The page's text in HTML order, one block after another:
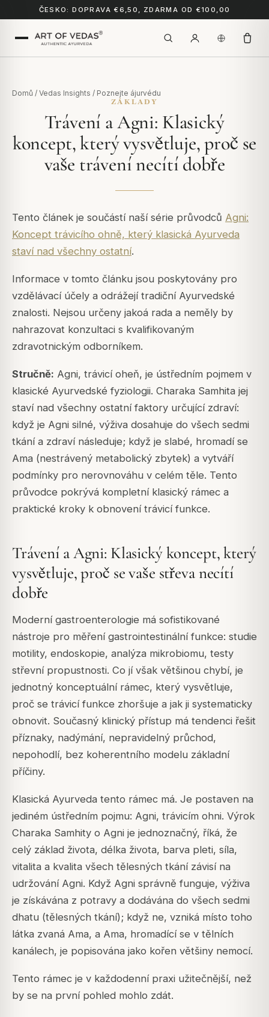
ČESKO: DOPRAVA €6,50, ZDARMA OD €100,00
Domů / Vedas Insights / Poznejte ájurvédu
ZÁKLADY
Trávení a Agni: Klasický
koncept, který vysvětluje, proč se
vaše trávení necítí dobře
Tento článek je součástí naší série průvodců Agni:
Koncept trávicího ohně, který klasická Ayurveda
staví nad všechny ostatní.
Informace v tomto článku jsou poskytovány pro
vzdělávací účely a odrážejí tradiční Ayurvedské
znalosti. Nejsou určeny jakoá rada a neměly by
nahrazovat konzultaci s kvalifikovaným
zdravotnickým odborníkem.
Stručně: Agni, trávicí oheň, je ústředním pojmem v
klasické Ayurvedské fyziologii. Charaka Samhita jej
staví nad všechny ostatní faktory určující zdraví:
když je Agni silné, výživa dosahuje do všech sedmi
tkání a zdraví následuje; když je slabé, hromadí se
Ama (nestrávený metabolický zbytek) a vytváří
podmínky pro nerovnováhu v celém těle. Tento
průvodce pokrývá kompletní klasický rámec a
praktické kroky k obnovení trávicí funkce.
Trávení a Agni: Klasický koncept, který
vysvětluje, proč se vaše střeva necítí
dobře
Moderní gastroenterologie má sofistikované
nástroje pro měření gastrointestinální funkce: studie
motility, endoskopie, analýza mikrobiomu, testy
střevní propustnosti. Co jí však většinou chybí, je
jednotný konceptuální rámec, který vysvětluje,
proč se trávicí funkce zhoršuje a jak ji systematicky
obnovit. Současný klinický přístup má tendenci řešit
příznaky, nadýmání, nepravidelný průchod,
nepohodlí, bez koherentního modelu základní
příčiny.
Klasická Ayurveda tento rámec má. Je postaven na
jediném ústředním pojmu: Agni, trávicím ohni. Výrok
Charaka Samhity o Agni je jednoznačný, říká, že
celý základ života, délka života, barva pleti, síla,
vitalita a kvalita všech tělesných tkání závisí na
udržování Agni. Když Agni správně funguje, výživa
je získávána z potravy a dodávána do všech sedmi
dhatu (tělesných tkání); když ne, vzniká místo toho
látka zvaná Ama, a Ama, hromadící se v tělních
kanálech, je popisována jako kořen většiny nemocí.
Tento rámec je v každodenní praxi užitečnější, než
by se na první pohled mohlo zdát.